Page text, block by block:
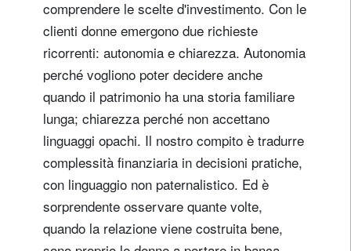
comprendere le scelte d'investimento. Con le
clienti donne emergono due richieste
ricorrenti: autonomia e chiarezza. Autonomia
perché vogliono poter decidere anche
quando il patrimonio ha una storia familiare
lunga; chiarezza perché non accettano
linguaggi opachi. Il nostro compito è tradurre
complessità finanziaria in decisioni pratiche,
con linguaggio non paternalistico. Ed è
sorprendente osservare quante volte,
quando la relazione viene costruita bene,